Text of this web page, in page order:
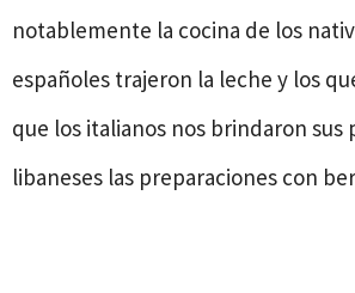
notablemente la cocina de los
españoles trajeron la leche y los
que los italianos nos brindaron sus
libaneses las preparaciones con